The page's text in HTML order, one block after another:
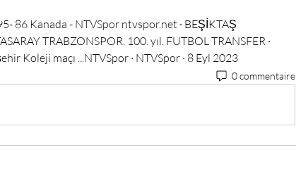
86 Kanada - NTVSpor ntvspor.net · BEŞİKTAŞ
TRABZONSPOR. 100. yıl. FUTBOL TRANSFER ·
Koleji maçı ...NTVSpor · NTVSpor · 8 Eyl 2023
0 commentaire